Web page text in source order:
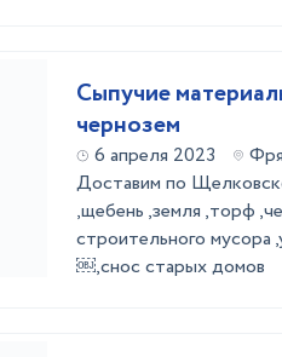
Сыпучие
чернозем
6 апреля 2023
Доставим по
,щебень ,земля ,торф
строительного мусора
￼,снос старых домов